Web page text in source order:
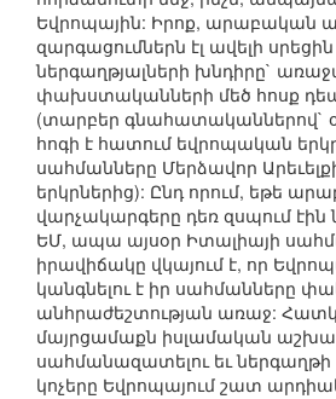
Եվրոպային: Իրոք, արաբական
զարգացումներն էլ ավելի
ներգաղթյալների խնդիրը`
փախստականների մեծ հոսք
(տարբեր գնահատականներով`
հոգի է հատում եվրոպական
սահմանները Մերձավոր
երկրներից): Ընդ որում, եթե
վարչակարգերը դեռ զսպում
ԵՄ, ապա այսօր Իտալիայի
իրավիճակը վկայում է, որ
կանգնելու է իր սահմանները
անհրաժեշտության առաջ:
մայրցամաքն իսլամական
սահմանազատելու եւ ներգաղթի
կոչերը Եվրոպայում շատ